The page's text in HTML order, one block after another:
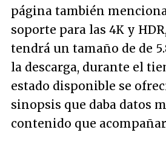
página también
soporte para las 4K y
tendrá un tamaño de de
la descarga, durante el
estado disponible se
sinopsis que daba datos
contenido que